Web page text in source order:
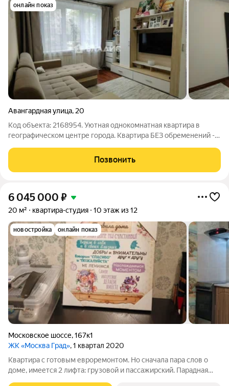
онлайн показ
Авангардная улица, 20
Код объекта: 2168954. Уютная однокомнатная квартира в
географическом центре города. Квартира БЕЗ обременений -
просторная однокомнатная квартира с продуманной
планировкой и современным
Позвонить
6 045 000 ₽
20 м² квартира-студия 10 этаж из 12
новостройка онлайн показ
Московское шоссе,167к1
ЖК «Москва Град», 1 квартал 2020
Квартира с готовым евроремонтом. Но сначала пара слов о
доме, имеется 2 лифта: грузовой и пассажирский. Парадная